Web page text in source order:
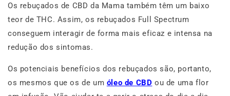
Os rebuçados de CBD da Mama também têm um baixo
teor de THC. Assim, os rebuçados Full Spectrum
conseguem interagir de forma mais eficaz e intensa na
redução dos sintomas.
Os potenciais benefícios dos rebuçados são, portanto,
os mesmos que os de um óleo de CBD ou de uma flor